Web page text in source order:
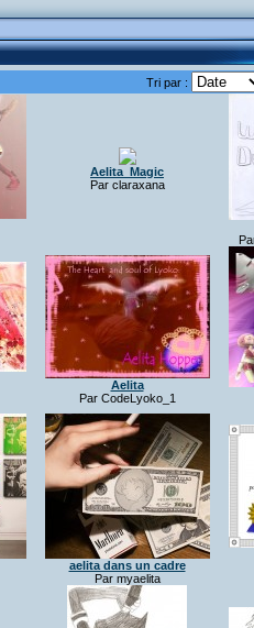
Tri par :
Aelita_Magic
Par claraxana
Aelita
Par CodeLyoko_1
aelita dans un cadre
Par myaelita